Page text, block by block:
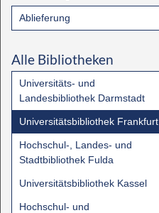
Ablieferung
Alle Bibliotheken
Universitäts- und
Landesbibliothek Darmstadt
Universitätsbibliothek Frankfurt
Hochschul-, Landes- und
Stadtbibliothek Fulda
Universitätsbibliothek Kassel
Hochschul- und